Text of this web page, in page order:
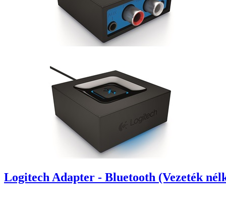
Logitech Adapter - Bluetooth (Vezeték